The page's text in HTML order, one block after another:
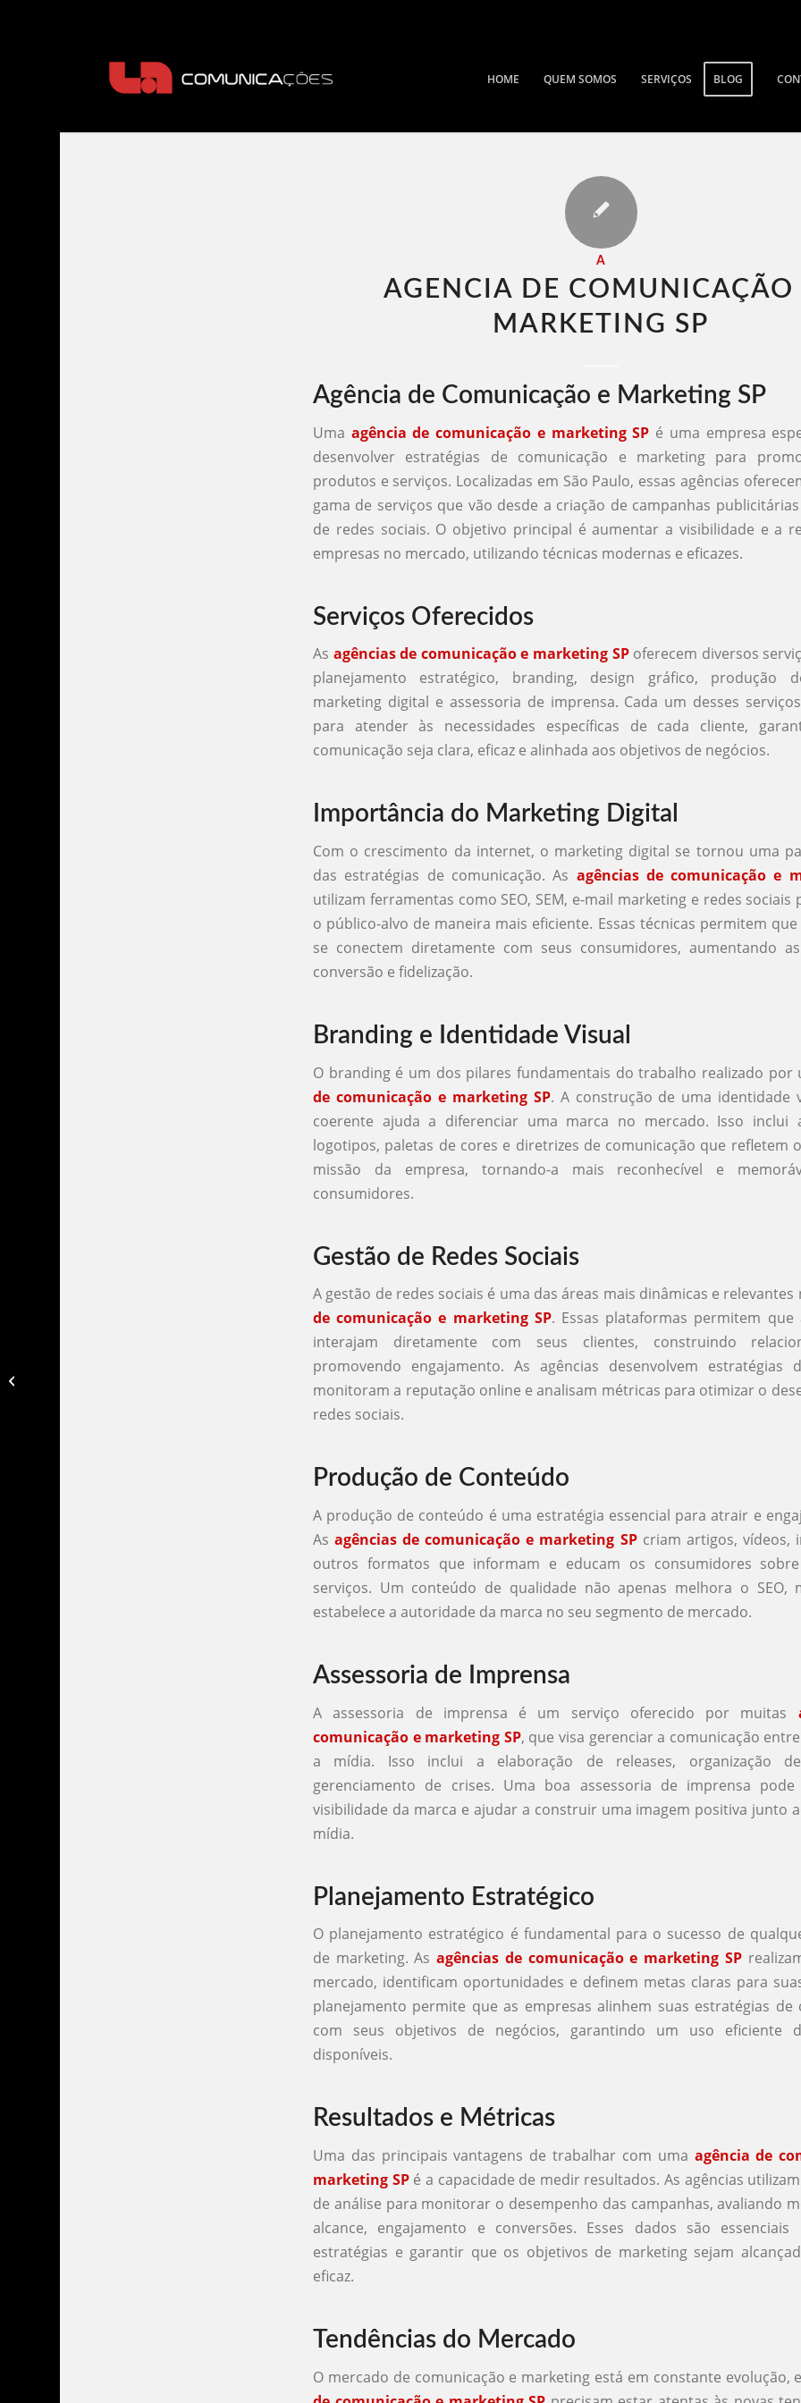
HOME QUEM SOMOS SERVIÇOS BLOG
A
AGENCIA DE COMUNICAÇÃO
MARKETING SP​
Agência de Comunicação e Marketing SP
Uma agência de comunicação e marketing SP é uma empresa
desenvolver estratégias de comunicação e marketing para
produtos e serviços. Localizadas em São Paulo, essas agências
gama de serviços que vão desde a criação de campanhas
de redes sociais. O objetivo principal é aumentar a visibilidade e a
empresas no mercado, utilizando técnicas modernas e eficazes.
Serviços Oferecidos
As agências de comunicação e marketing SPoferecem diversos
planejamento estratégico, branding, design gráfico, produção
marketing digital e assessoria de imprensa. Cada um desses
para atender às necessidades específicas de cada cliente,
comunicação seja clara, eficaz e alinhada aos objetivos de negócios.
Importância do Marketing Digital
Com o crescimento da internet, o marketing digital se tornou uma
das estratégias de comunicação. As agências de comunicação e
utilizam ferramentas como SEO, SEM, e-mail marketing e redes sociais
o público-alvo de maneira mais eficiente. Essas técnicas permitem
se conectem diretamente com seus consumidores, aumentando
conversão e fidelização.
Branding e Identidade Visual
O branding é um dos pilares fundamentais do trabalho realizado por
de comunicação e marketing SP. A construção de uma identidade
coerente ajuda a diferenciar uma marca no mercado. Isso inclui
logotipos, paletas de cores e diretrizes de comunicação que refletem
missão da empresa, tornando-a mais reconhecível e
consumidores.
Gestão de Redes Sociais
A gestão de redes sociais é uma das áreas mais dinâmicas e relevantes
de comunicação e marketing SP. Essas plataformas permitem que
interajam diretamente com seus clientes, construindo
promovendo engajamento. As agências desenvolvem estratégias
monitoram a reputação online e analisam métricas para otimizar o
redes sociais.
Produção de Conteúdo
A produção de conteúdo é uma estratégia essencial para atrair e
Asagências de comunicação e marketing SPcriam artigos, vídeos,
outros formatos que informam e educam os consumidores
serviços. Um conteúdo de qualidade não apenas melhora o SEO,
estabelece a autoridade da marca no seu segmento de mercado.
Assessoria de Imprensa
A assessoria de imprensa é um serviço oferecido por muitas
comunicação e marketing SP, que visa gerenciar a comunicação
a mídia. Isso inclui a elaboração de releases, organização
gerenciamento de crises. Uma boa assessoria de imprensa
visibilidade da marca e ajudar a construir uma imagem positiva junto
mídia.
Planejamento Estratégico
O planejamento estratégico é fundamental para o sucesso de
de marketing. Asagências de comunicação e marketing SP
mercado, identificam oportunidades e definem metas claras para
planejamento permite que as empresas alinhem suas estratégias de
com seus objetivos de negócios, garantindo um uso eficiente
disponíveis.
Resultados e Métricas
Uma das principais vantagens de trabalhar com uma agência de
marketing SPé a capacidade de medir resultados. As agências
de análise para monitorar o desempenho das campanhas, avaliando
alcance, engajamento e conversões. Esses dados são
estratégias e garantir que os objetivos de marketing sejam
eficaz.
Tendências do Mercado
O mercado de comunicação e marketing está em constante evolução,